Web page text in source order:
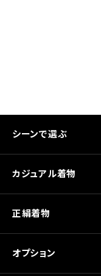
シーンで選ぶ
カジュアル着物
正絹着物
オプション